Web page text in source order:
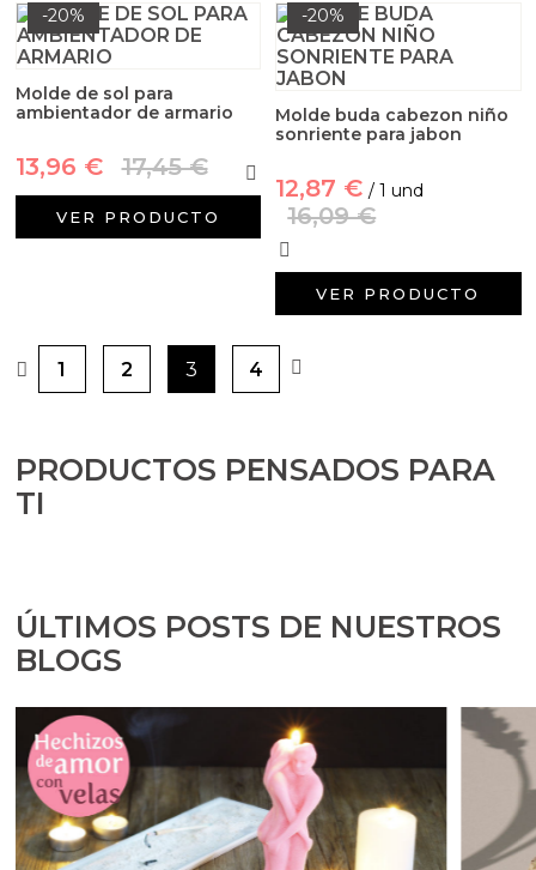
-20%
Molde de sol para
ambientador de armario
13,96 € 17,45 €
VER PRODUCTO
-20%
Molde buda cabezon niño
sonriente para jabon
12,87 € / 1 und
16,09 €
VER PRODUCTO
1 2 3 4
PRODUCTOS PENSADOS PARA
TI
ÚLTIMOS POSTS DE NUESTROS
BLOGS